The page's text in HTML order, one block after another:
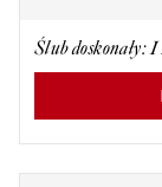
Ślub doskonały: I